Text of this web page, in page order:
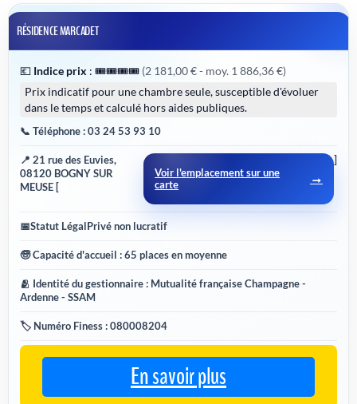
RÉSIDENCE MARCADET
💶 Indice prix : 🎟️🎟️🎟️🎟️ (2 181,00 € - moy. 1 886,36 €)
Prix indicatif pour une chambre seule, susceptible d'évoluer
dans le temps et calculé hors aides publiques.
📞 Téléphone : 03 24 53 93 10
📍 21 rue des Euvies,
08120 BOGNY SUR
MEUSE [
Voir l'emplacement sur une
carte
]
📅Statut LégalPrivé non lucratif
🧓 Capacité d'accueil : 65 places en moyenne
🫂 Identité du gestionnaire : Mutualité française Champagne -
Ardenne - SSAM
🏷️ Numéro Finess : 080008204
En savoir plus